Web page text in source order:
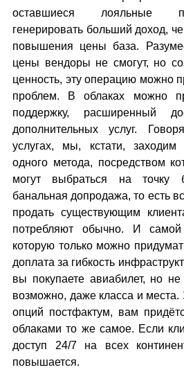
оставшиеся лояльные
генерировать больший доход,
повышения цены база.
цены вендоры не смогут, но
ценность, эту операцию можно
проблем. В облаках можно
поддержку, расширенный
дополнительных услуг.
услугах, мы, кстати,
одного метода, посредством
могут выбраться на точку
банальная допродажа, то есть
продать существующим
потребляют обычно. И самой
которую только можно
доплата за гибкость
вы покупаете авиабилет, но
возможно, даже класса и места.
опций постфактум, вам
облаками то же самое. Если
доступ 24/7 на всех
повышается.